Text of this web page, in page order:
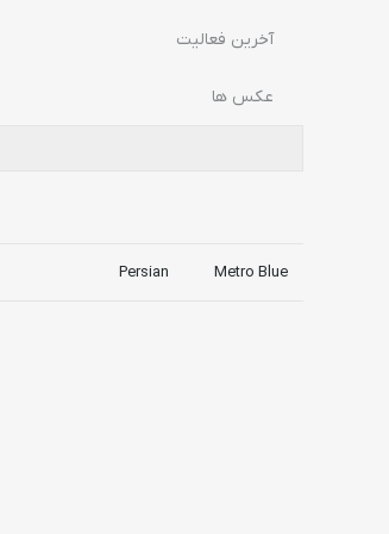
آخرین فعالیت
عکس ها
Metro Blue
Persian